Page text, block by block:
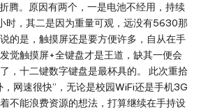
腾。原因有两个，一是电池不经用，持续
时，其二是因为重量可观，远没有5630那
的是，触摸屏还是要方便许多，自从在手
觉触摸屏+全键盘才是王道，缺其一便会
，十二键数字键盘是最杯具的。 此次重拾
，网速很快”，无论是校园WiFi还是手机3G
不能浪费资源的想法，打算继续在手持设